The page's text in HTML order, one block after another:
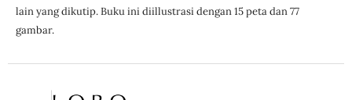
lain yang dikutip. Buku ini diillustrasi dengan 15 peta dan 77
gambar.